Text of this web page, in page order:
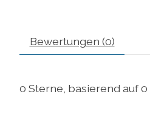
Bewertungen (0)
0 Sterne, basierend auf0